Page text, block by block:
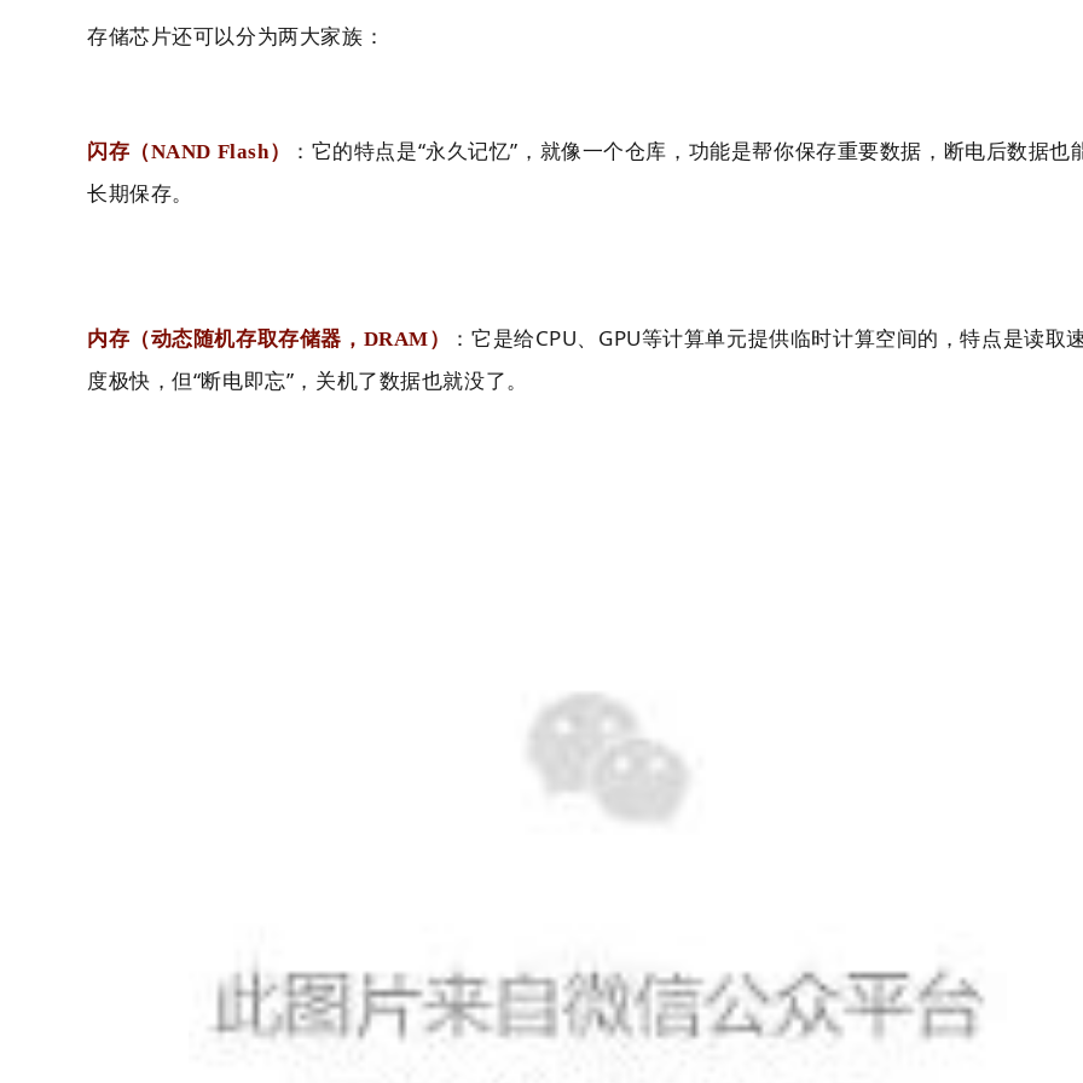
存储芯片还可以分为两大家族：
闪存（NAND Flash）
：它的特点是“永久记忆”，就像一个仓库，功能是帮你保存重要数据，断电后数据也
长期保存。
内存（动态随机存取存储器，DRAM）
：它是给CPU、GPU等计算单元提供临时计算空间的，特点是读取
度极快，但“断电即忘”，关机了数据也就没了。